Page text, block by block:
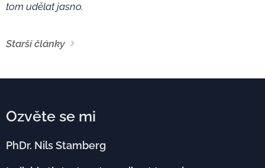
tom udělat jasno.
Starší články
Ozvěte se mi
PhDr. Nils Stamberg